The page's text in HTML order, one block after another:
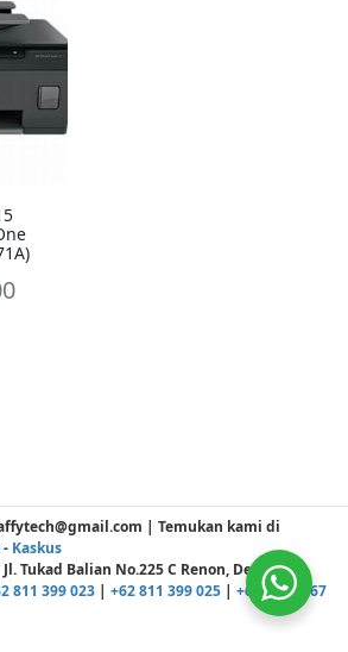
| Temukan kami di
- Kaskus
Tukad Balian No.225 C Renon, Denpasar -
811 399 023 | +62 811 399 025 | +62 811 3867